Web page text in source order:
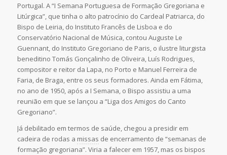
Portugal. A “I Semana Portuguesa de Formação Gregoriana e
Litúrgica”, que tinha o alto patrocínio do Cardeal Patriarca, do
Bispo de Leiria, do Instituto Francês de Lisboa e do
Conservatório Nacional de Música, contou Auguste Le
Guennant, do Instituto Gregoriano de Paris, o ilustre liturgista
beneditino Tomás Gonçalinho de Oliveira, Luís Rodrigues,
compositor e reitor da Lapa, no Porto e Manuel Ferreira de
Faria, de Braga, entre os seus formadores. Ainda em Fátima,
no ano de 1950, após a I Semana, o Bispo assistiu a uma
reunião em que se lançou a “Liga dos Amigos do Canto
Gregoriano”.
Já debilitado em termos de saúde, chegou a presidir em
cadeira de rodas a missas de encerramento de “semanas de
formação gregoriana”. Viria a falecer em 1957, mas os bispos